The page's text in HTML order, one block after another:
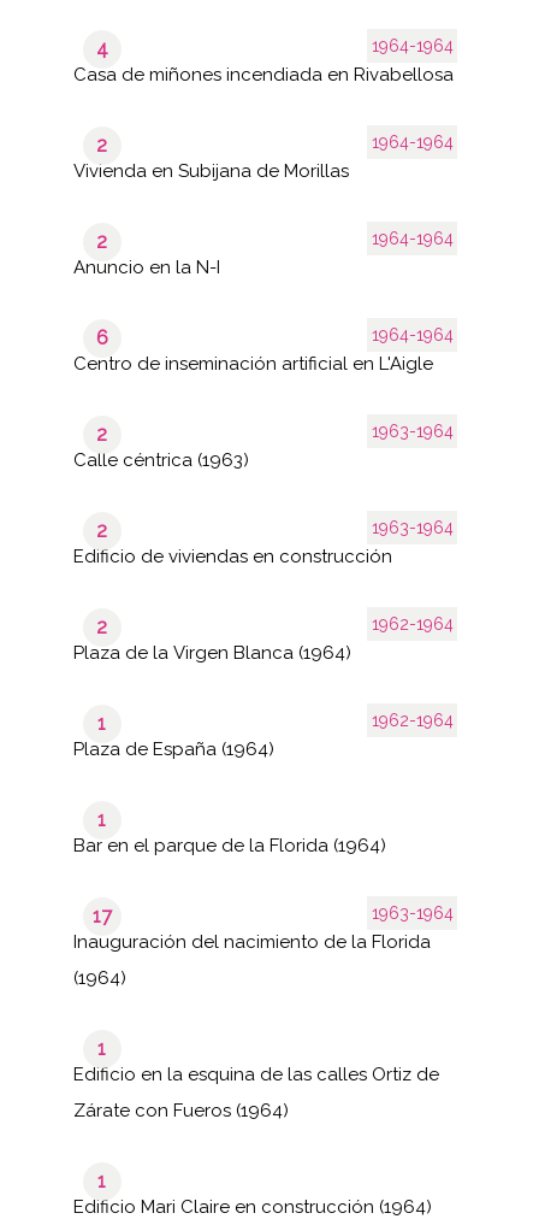
1964-1964
4
Casa de miñones incendiada en Rivabellosa
1964-1964
2
Vivienda en Subijana de Morillas
1964-1964
2
Anuncio en la N-I
1964-1964
6
Centro de inseminación artificial en L'Aigle
1963-1964
2
Calle céntrica (1963)
1963-1964
2
Edificio de viviendas en construcción
1962-1964
2
Plaza de la Virgen Blanca (1964)
1962-1964
1
Plaza de España (1964)
1
Bar en el parque de la Florida (1964)
1963-1964
17
Inauguración del nacimiento de la Florida
(1964)
1
Edificio en la esquina de las calles Ortiz de
Zárate con Fueros (1964)
1
Edificio Mari Claire en construcción (1964)